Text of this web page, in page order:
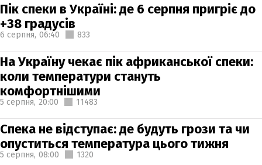
Пік спеки в Україні: де 6 серпня пригріє до
+38 градусів
6 серпня, 06:40 833
На Україну чекає пік африканської спеки:
коли температури стануть
комфортнішими
5 серпня, 20:00 11483
Спека не відступає: де будуть грози та чи
опуститься температура цього тижня
5 серпня, 08:00 1320